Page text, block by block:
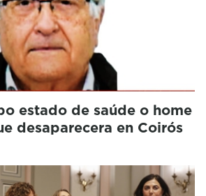
estado de saúde o home
desaparecera en Coirós